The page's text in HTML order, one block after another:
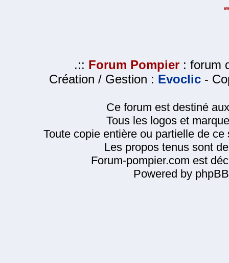
.:: Forum Pompier : forum
Création / Gestion : Evoclic -
Ce forum est destiné
Tous les logos et
Toute copie entière ou partielle de
Les propos tenus sont
Forum-pompier.com est
Powered by